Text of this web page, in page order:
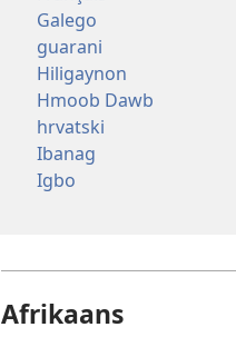
Galego
guarani
Hiligaynon
Hmoob Dawb
hrvatski
Ibanag
Igbo
Afrikaans